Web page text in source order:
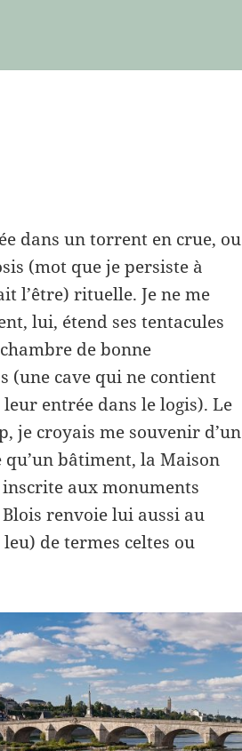
dans un torrent en crue, ou
(mot que je persiste à
l’être) rituelle. Je ne me
lui, étend ses tentacules
de bonne
(une cave qui ne contient
entrée dans le logis). Le
je croyais me souvenir d’un
bâtiment, la Maison
aux monuments
renvoie lui aussi au
de termes celtes ou